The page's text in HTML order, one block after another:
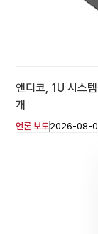
앤디코, 1U 시스
개
언론 보도2026-08-